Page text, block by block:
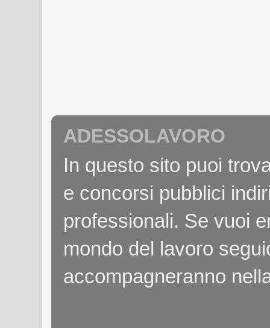
ADESSOLAVORO
In questo sito puoi
e concorsi pubblici
professionali. Se vuoi
mondo del lavoro
accompagneranno